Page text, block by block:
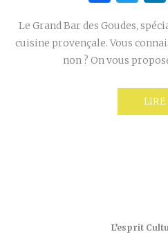
Le Grand Bar des Goudes,
cuisine provençale. Vous
non ? On vous
LIRE
L’esprit